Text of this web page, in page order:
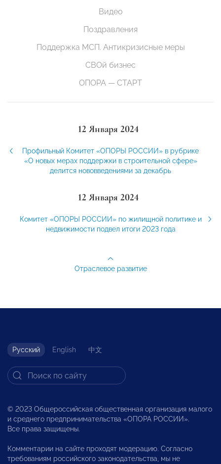
Видео
Поздравления
Поддержка МСП. Антикризисные меры
СВОй бизнес
ОПОРА — СТАРТ
12 Января 2024
Профильный Комитет «ОПОРЫ РОССИИ» в рубрике
«О новых мерах поддержки в строительной сфере»
делится нововведениями за декабрь
12 Января 2024
Комитет «ОПОРЫ РОССИИ» по жилищной политике и
недвижимости подвел итоги 2023 года
Отраслевое развитие
Русский English 中文
© 2023 Общероссийская общественная организация малого
и среднего предпринимательства «ОПОРА РОССИИ».
Все права защищены.
Комментарии на сайте проходят модерацию. Согласно
требованиям российского законодательства, мы не